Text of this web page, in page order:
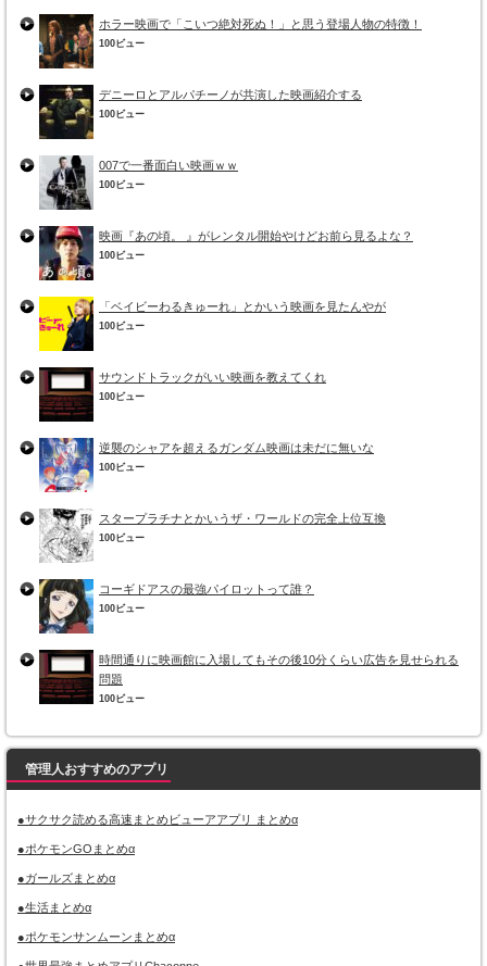
ホラー映画で「こいつ絶対死ぬ！」と思う登場人物の特徴！
100ビュー
デニーロとアルパチーノが共演した映画紹介する
100ビュー
007で一番面白い映画ｗｗ
100ビュー
映画『あの頃。 』がレンタル開始やけどお前ら見るよな？
100ビュー
「ベイビーわるきゅーれ」とかいう映画を見たんやが
100ビュー
サウンドトラックがいい映画を教えてくれ
100ビュー
逆襲のシャアを超えるガンダム映画は未だに無いな
100ビュー
スタープラチナとかいうザ・ワールドの完全上位互換
100ビュー
コーギドアスの最強パイロットって誰？
100ビュー
時間通りに映画館に入場してもその後10分くらい広告を見せられる
問題
100ビュー
管理人おすすめのアプリ
●サクサク読める高速まとめビューアアプリ まとめα
●ポケモンGOまとめα
●ガールズまとめα
●生活まとめα
●ポケモンサンムーンまとめα